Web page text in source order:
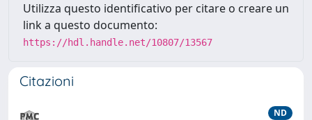
Utilizza questo identificativo per citare o creare un
link a questo documento:
https://hdl.handle.net/10807/13567
Citazioni
ND